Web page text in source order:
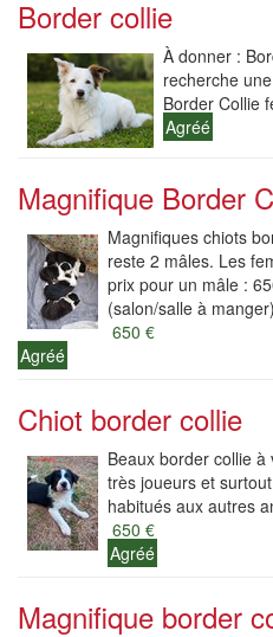
Border collie
À donner :
recherche
Border Collie
Agréé
Magnifique Border
Magnifiques chiots
reste 2 mâles. Les
prix pour un mâle :
(salon/salle à
650 €
Agréé
Chiot border collie
Beaux border collie
très joueurs et
habitués aux autres
650 €
Agréé
Magnifique border